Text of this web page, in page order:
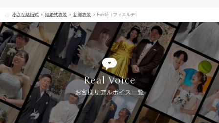
小さな結婚式 結婚式衣装 新郎衣装 Fierté（フィエルテ）
Real Voice
お客様リアルボイス一覧